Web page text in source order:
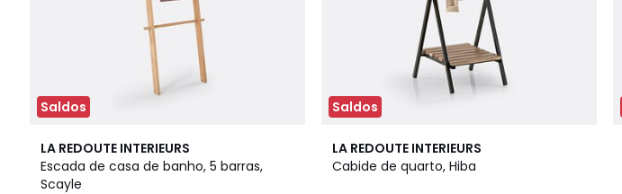
Saldos
LA REDOUTE INTERIEURS
Escada de casa de banho, 5 barras,
Scayle
4,4
/ 5
Saldos
LA REDOUTE INTERIEURS
Cabide de quarto, Hiba
4,6
/ 5